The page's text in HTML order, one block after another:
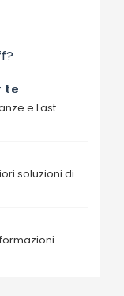
te
e Last
soluzioni di